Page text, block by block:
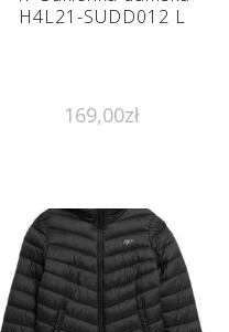
H4L21-SUDD012 L
169,00zł